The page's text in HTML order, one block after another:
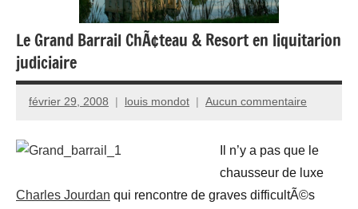
Le Grand Barrail ChÃ¢teau & Resort en liquitarion
judiciaire
février 29, 2008 louis mondot Aucun commentaire
Il n’y a pas que le
chausseur de luxe
Charles Jourdan qui rencontre de graves difficultÃ©s